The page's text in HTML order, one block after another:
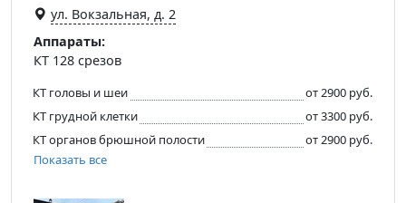
ул. Вокзальная, д. 2
Аппараты:
КТ 128 срезов
КТ головы и шеи
от 2900 руб.
КТ грудной клетки
от 3300 руб.
КТ органов брюшной полости
от 2900 руб.
Показать все